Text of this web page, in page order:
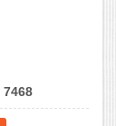
7468